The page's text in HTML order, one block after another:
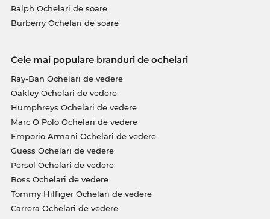
Ralph Ochelari de soare
Burberry Ochelari de soare
Cele mai populare branduri de ochelari
Ray-Ban Ochelari de vedere
Oakley Ochelari de vedere
Humphreys Ochelari de vedere
Marc O Polo Ochelari de vedere
Emporio Armani Ochelari de vedere
Guess Ochelari de vedere
Persol Ochelari de vedere
Boss Ochelari de vedere
Tommy Hilfiger Ochelari de vedere
Carrera Ochelari de vedere